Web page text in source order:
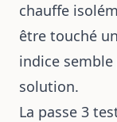
chauffe
être touché
indice
solution.
La passe 3